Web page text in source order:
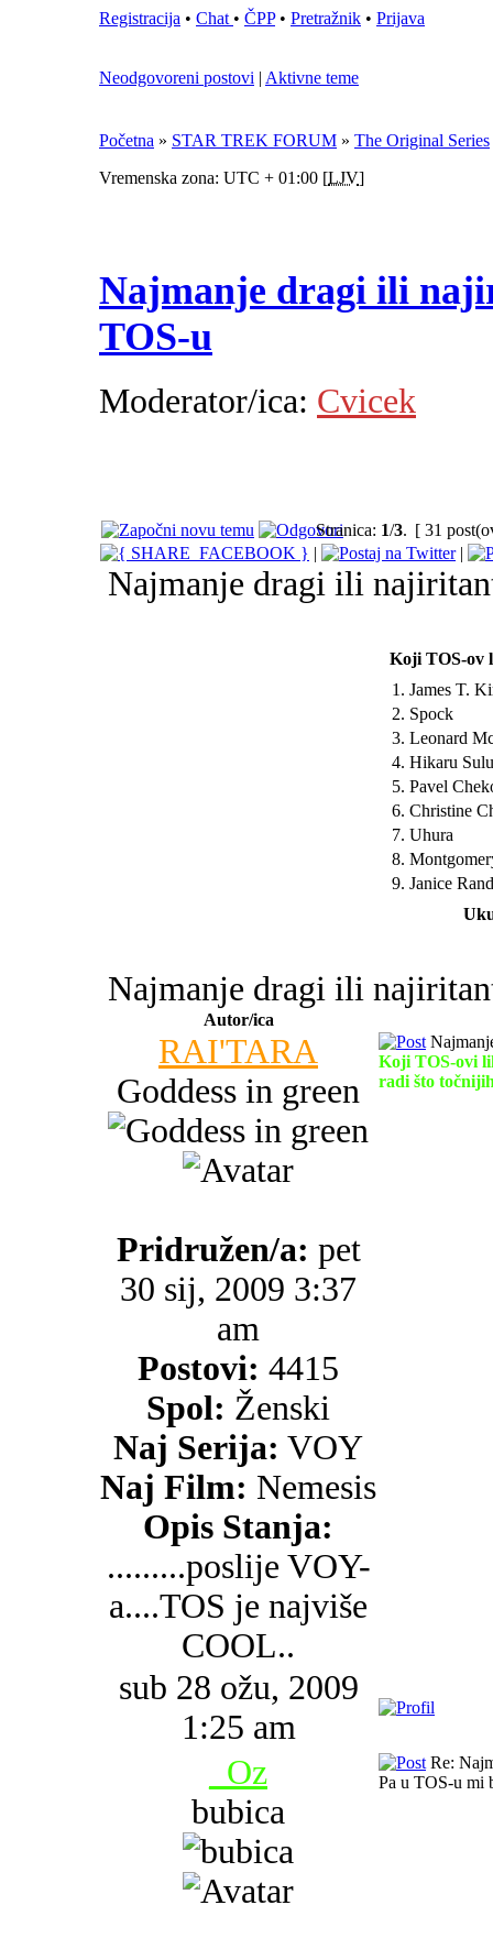
Registracija • Chat • ČPP• Pretražnik • Prijava
Neodgovoreni postovi | Aktivne teme
Početna » STAR TREK FORUM » The Original Series
Vremenska zona: UTC + 01:00 [LJV]
Najmanje dragi ili
TOS-u
Moderator/ica: Cvicek
Stranica: 1/3. [ 31
|
|
Najmanje dragi ili
Koji TOS-ov
1. James T.
2. Spock
3. Leonard
4. Hikaru Sulu
5. Pavel
6. Christine
7. Uhura
8.
9. Janice Rand
Najmanje dragi ili
Autor/ica
RAI'TARA
Goddess in green
Pridružen/a: pet
30 sij, 2009 3:37
am
Postovi: 4415
Spol: Ženski
Naj Serija: VOY
Naj Film: Nemesis
Opis Stanja:
.........poslije VOY-
a....TOS je najviše
COOL..
Koji TOS-ovi
radi što
sub 28 ožu, 2009
1:25 am
_Oz
bubica
Re:
Pa u TOS-u mi